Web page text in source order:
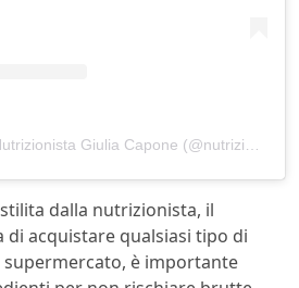
dalla nutrizionista, il
di acquistare qualsiasi tipo di
è importante